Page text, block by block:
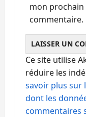
mon prochain
commentaire.
Ce site utilise
réduire les
savoir plus sur
dont les
commentaires